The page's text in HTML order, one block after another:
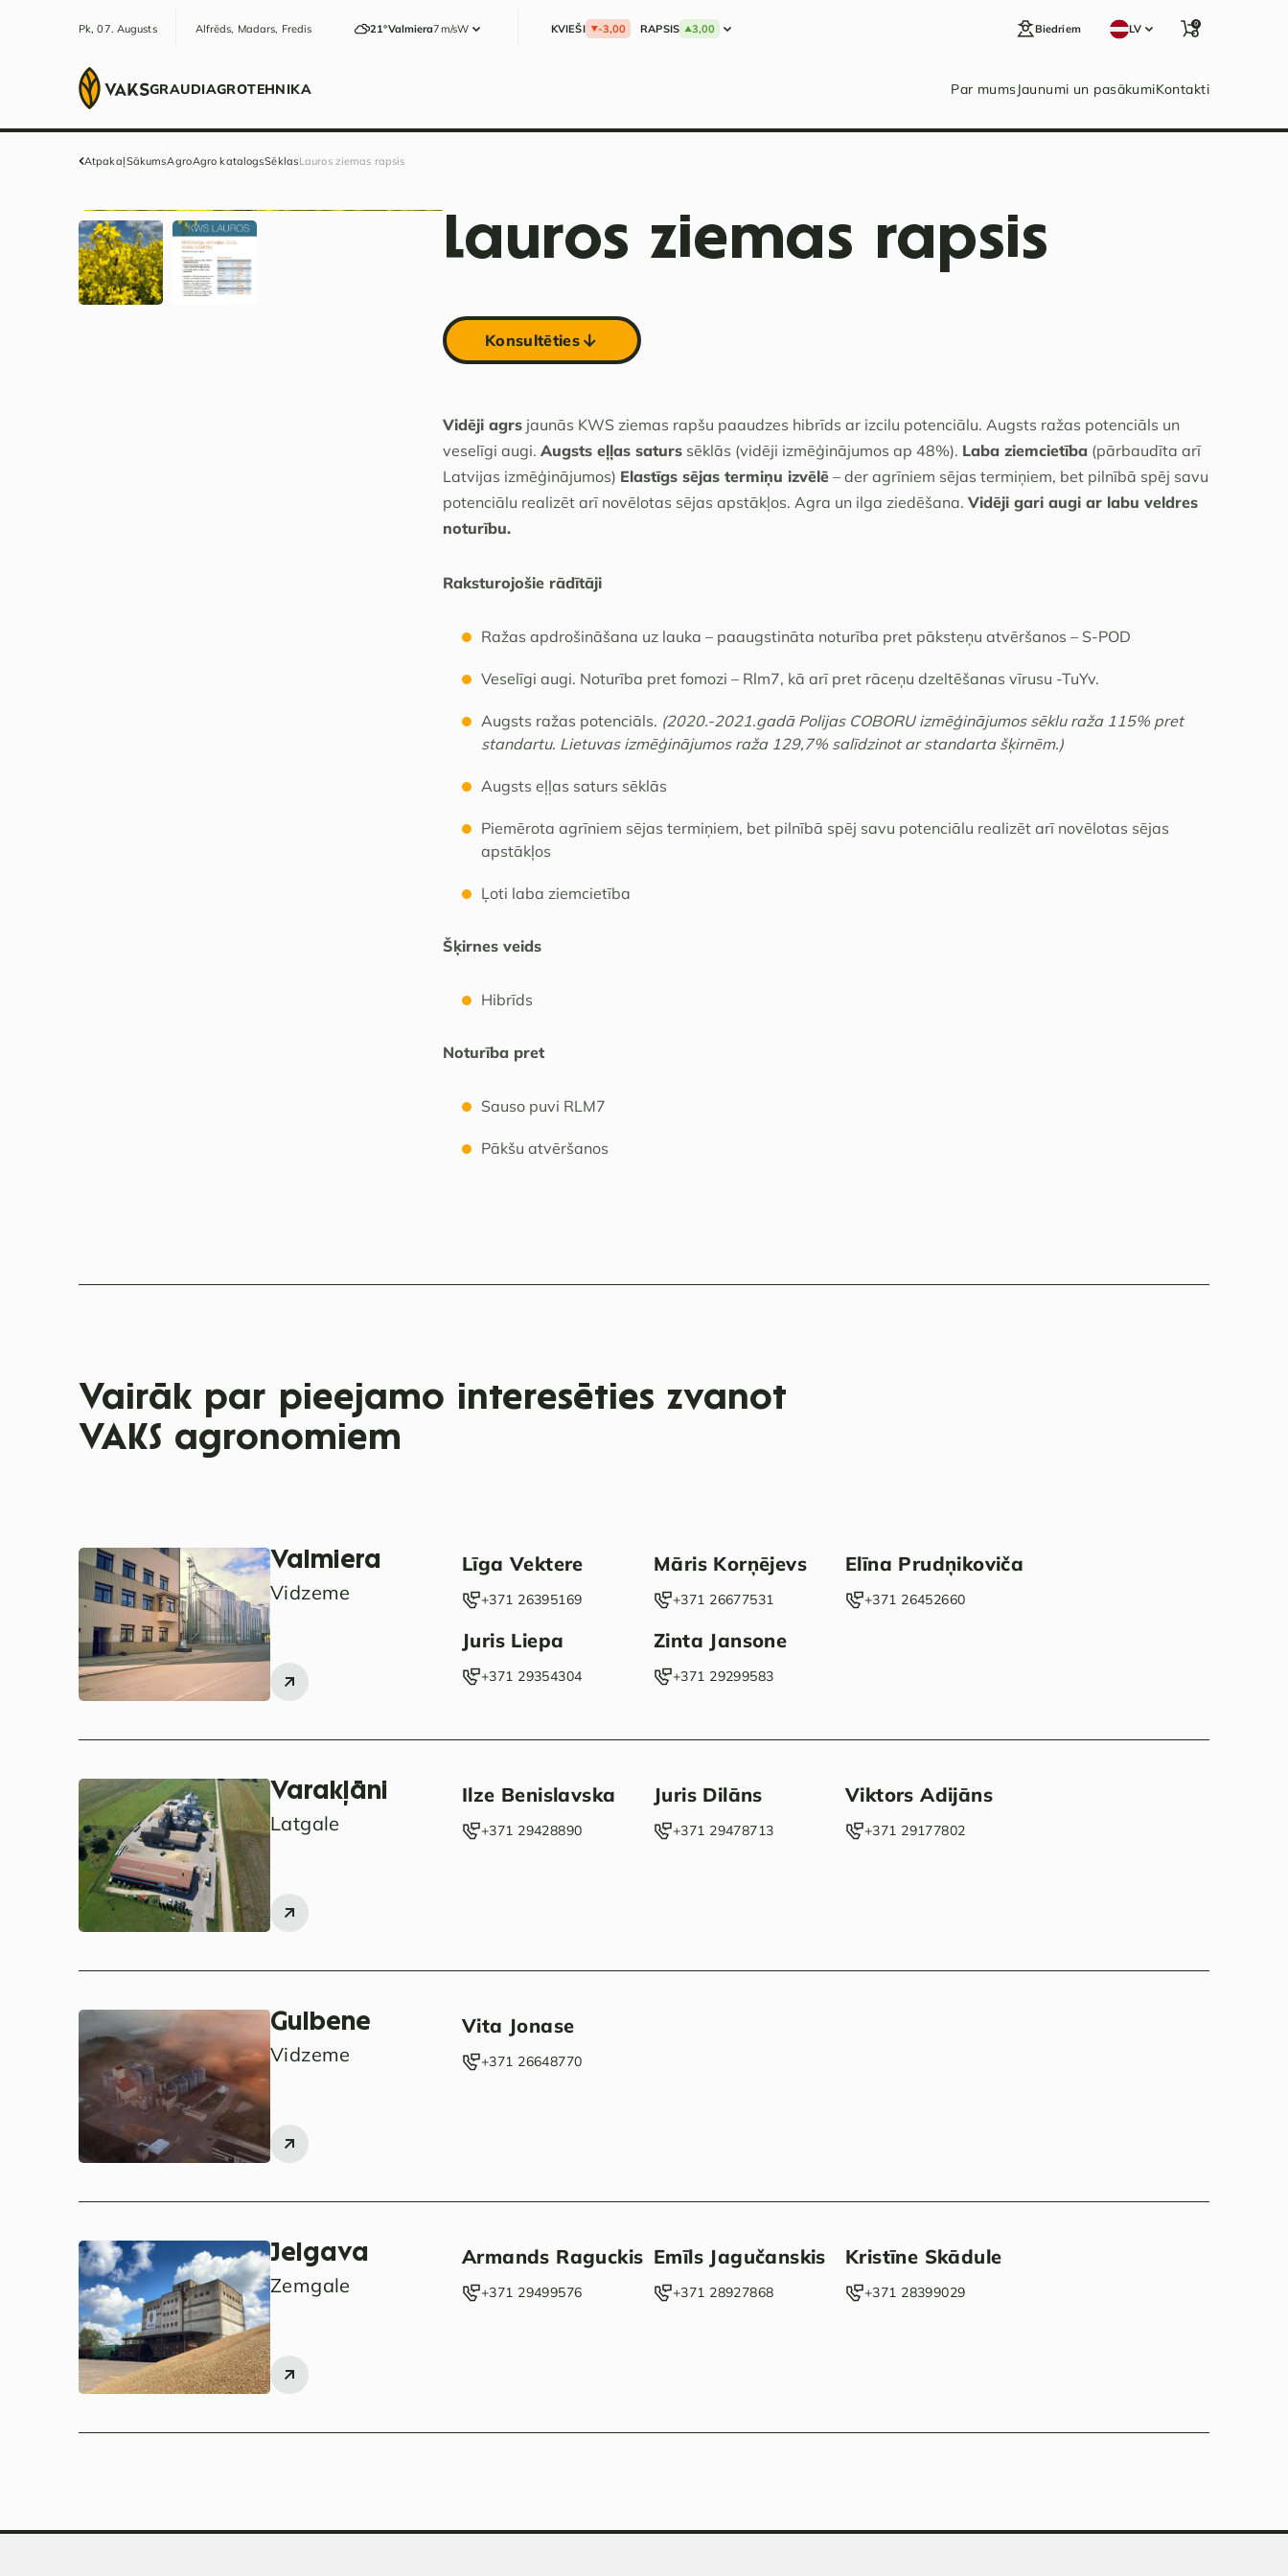
Pk, 07. Augusts Alfrēds, Madars, Fredis 21°Valmiera7m/sW KVIEŠI -3,00 RAPSIS 3,00 Biedriem LV 0
GRAUDIAGROTEHNIKA Par mumsJaunumi un pasākumiKontakti
AtpakaļSākumsAgroAgro katalogsSēklasLauros ziemas rapsis
Lauros ziemas rapsis
Konsultēties
Vidēji agrs jaunās KWS ziemas rapšu paaudzes hibrīds ar izcilu potenciālu. Augsts ražas potenciāls un
veselīgi augi. Augsts eļļas saturs sēklās (vidēji izmēģinājumos ap 48%). Laba ziemcietība (pārbaudīta arī
Latvijas izmēģinājumos) Elastīgs sējas termiņu izvēlē – der agrīniem sējas termiņiem, bet pilnībā spēj savu
potenciālu realizēt arī novēlotas sējas apstākļos. Agra un ilga ziedēšana. Vidēji gari augi ar labu veldres
noturību.
Raksturojošie rādītāji
Ražas apdrošināšana uz lauka – paaugstināta noturība pret pāksteņu atvēršanos – S-POD
Veselīgi augi. Noturība pret fomozi – Rlm7, kā arī pret rāceņu dzeltēšanas vīrusu -TuYv.
Augsts ražas potenciāls. (2020.-2021.gadā Polijas COBORU izmēģinājumos sēklu raža 115% pret
standartu. Lietuvas izmēģinājumos raža 129,7% salīdzinot ar standarta šķirnēm.)
Augsts eļļas saturs sēklās
Piemērota agrīniem sējas termiņiem, bet pilnībā spēj savu potenciālu realizēt arī novēlotas sējas
apstākļos
Ļoti laba ziemcietība
Šķirnes veids
Hibrīds
Noturība pret
Sauso puvi RLM7
Pākšu atvēršanos
Vairāk par pieejamo interesēties zvanot
VAKS agronomiem
Valmiera
Vidzeme
Līga Vektere
‭+371 26395169‬
Māris Korņējevs
‭+371 26677531‬
Elīna Prudņikoviča
+371 26452660‬
Juris Liepa
‭+371 29354304‬
Zinta Jansone
+371 29299583
Varakļāni
Latgale
Ilze Benislavska
‭+371 29428890‬
Juris Dilāns
‭+371 29478713‬
Viktors Adijāns
‭+371 29177802‬
Gulbene
Vidzeme
Vita Jonase
‭+371 26648770‬
Jelgava
Zemgale
Armands Raguckis
‭+371 29499576‬
Emīls Jagučanskis
‭+371 28927868‬
Kristīne Skādule
‭+371 28399029‬